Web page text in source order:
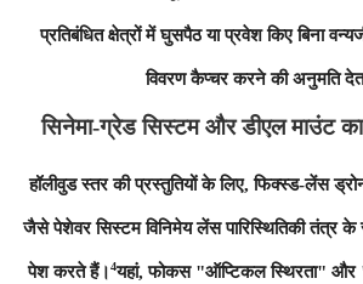
प्रतिबंधित क्षेत्रों में घुसपैठ या प्रवेश किए बिना
विवरण कैप्चर करने की अनुमति
सिनेमा-ग्रेड सिस्टम और डीएल माउंट
हॉलीवुड स्तर की प्रस्तुतियों के लिए, फिक्स्ड-लेंस
जैसे पेशेवर सिस्टम विनिमेय लेंस पारिस्थितिकी तंत्र के
पेश करते हैं।4यहां, फोकस "ऑप्टिकल स्थिरता" और